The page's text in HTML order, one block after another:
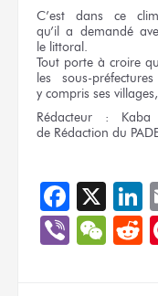
C’est dansce
qu’il a demandé
le littoral.
Tout porte à croire
les sous-préfectures
y compris ses villages,
Rédacteur : Kaba
de Rédaction du
X
Viber